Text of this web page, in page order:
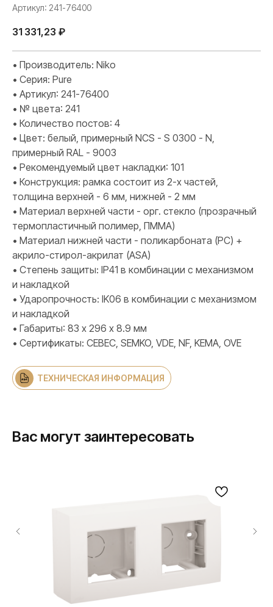
Артикул: 241-76400
31 331,23 ₽
• Производитель: Niko
• Серия: Pure
• Артикул: 241-76400
• № цвета: 241
• Количество постов: 4
• Цвет: белый, примерный NCS - S 0300 - N,
примерный RAL - 9003
• Рекомендуемый цвет накладки: 101
• Конструкция: рамка состоит из 2-х частей,
толщина верхней - 6 мм, нижней - 2 мм
• Материал верхней части - орг. стекло (прозрачный
термопластичный полимер, ПММА)
• Материал нижней части - поликарбоната (PC) +
акрило-стирол-акрилат (ASA)
• Степень защиты: IP41 в комбинации с механизмом
и накладкой
• Ударопрочность: IK06 в комбинации с механизмом
и накладкой
• Габариты: 83 х 296 х 8.9 мм
• Сертификаты: CEBEC, SEMKO, VDE, NF, KEMA, OVE
ТЕХНИЧЕСКАЯ ИНФОРМАЦИЯ
Вас могут заинтересовать